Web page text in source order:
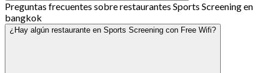
Preguntas frecuentes sobre restaurantes Sports Screening en
bangkok
¿Hay algún restaurante en Sports Screening con Free Wifi?